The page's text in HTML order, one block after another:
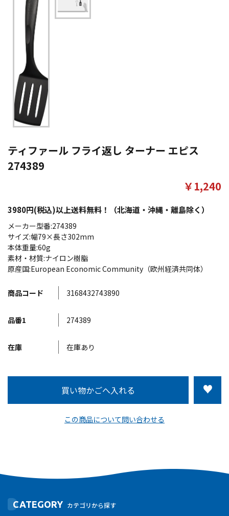
ティファール フライ返し ターナー エピス
274389
3980円(税込)以上送料無料！（北海道・沖縄・離島除く）
￥1,240
商品コード 3168432743890
品番1 274389
在庫 在庫あり
この商品について問い合わせる
メーカー型番:274389
サイズ:幅79×長さ302mm
本体重量:60g
素材・材質:ナイロン樹脂
原産国:European Economic Community（欧州経済共同体）
CATEGORY カテゴリから探す